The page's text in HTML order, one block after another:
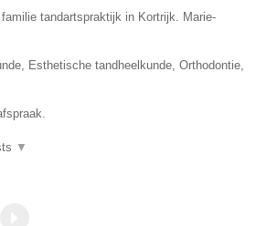
tandartspraktijk in Kortrijk. Marie-
Esthetische tandheelkunde, Orthodontie,
▼